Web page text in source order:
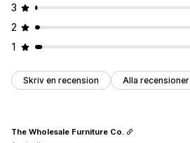
3
2
1
Skriv en recension Alla recensioner
The Wholesale Furniture Co.